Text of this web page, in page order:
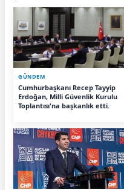
GÜNDEM
Cumhurbaşkanı Recep Tayyip
Erdoğan, Milli Güvenlik Kurulu
Toplantısı'na başkanlık etti.